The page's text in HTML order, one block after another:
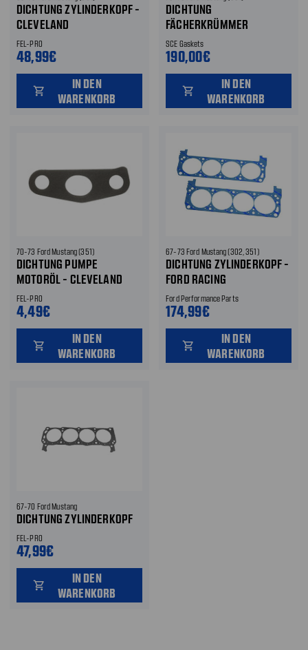
DICHTUNG ZYLINDERKOPF -
CLEVELAND
FEL-PRO
48,99€
shopping_cart
IN DEN
WARENKORB
DICHTUNG
FÄCHERKRÜMMER
SCE Gaskets
190,00€
shopping_cart
IN DEN
WARENKORB
70-73 Ford Mustang (351)
DICHTUNG PUMPE
MOTORÖL - CLEVELAND
FEL-PRO
4,49€
shopping_cart
IN DEN
WARENKORB
67-73 Ford Mustang (302, 351)
DICHTUNG ZYLINDERKOPF -
FORD RACING
Ford Performance Parts
174,99€
shopping_cart
IN DEN
WARENKORB
67-70 Ford Mustang
DICHTUNG ZYLINDERKOPF
FEL-PRO
47,99€
shopping_cart
IN DEN
WARENKORB